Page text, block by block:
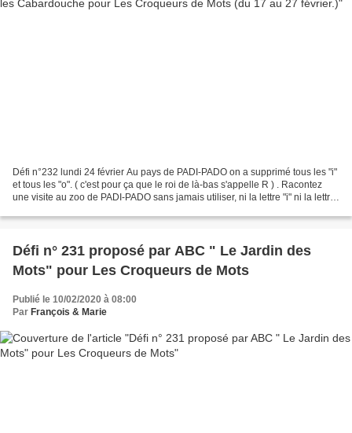
Défi n°232 lundi 24 février Au pays de PADI-PADO on a supprimé tous les "i"
et tous les "o". ( c'est pour ça que le roi de là-bas s'appelle R ) . Racontez
une visite au zoo de PADI-PADO sans jamais utiliser, ni la lettre "i" ni la lettre
Défi n° 231 proposé par ABC " Le Jardin des
Mots" pour Les Croqueurs de Mots
Publié le 10/02/2020 à 08:00
Par François & Marie